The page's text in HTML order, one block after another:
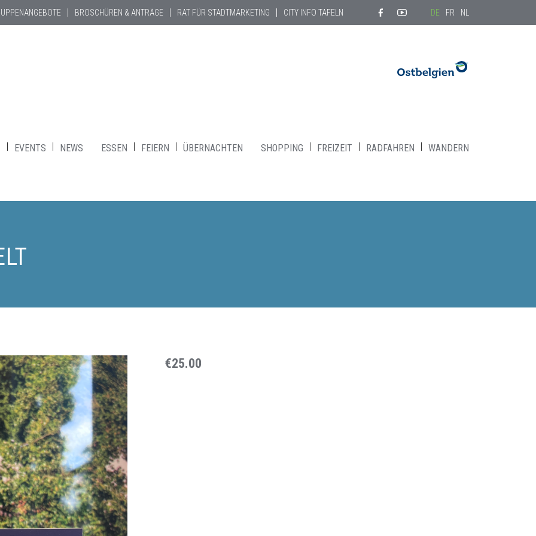
BROSCHÜREN & ANTRÄGE RAT FÜR STADTMARKETING CITY INFO TAFELN DE FR NL
EVENTS NEWS ESSEN FEIERN ÜBERNACHTEN SHOPPING FREIZEIT RADFAHREN WANDERN
€25.00